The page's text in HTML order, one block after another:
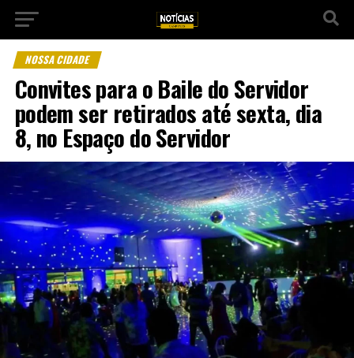
NOSSA CIDADE
Convites para o Baile do Servidor
podem ser retirados até sexta, dia
8, no Espaço do Servidor